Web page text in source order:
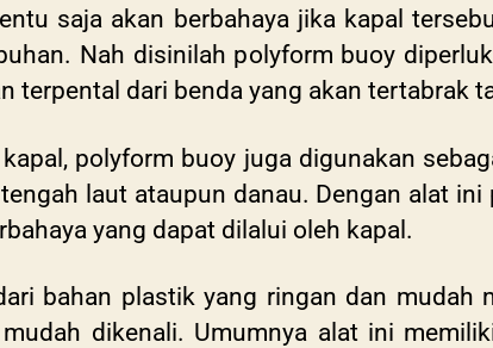
saja akan berbahaya jika kapal
Nah disinilah polyform buoy
terpental dari benda yang akan tertabrak
polyform buoy juga digunakan
laut ataupun danau. Dengan alat
yang dapat dilalui oleh kapal.
bahan plastik yang ringan dan mudah
dikenali. Umumnya alat ini